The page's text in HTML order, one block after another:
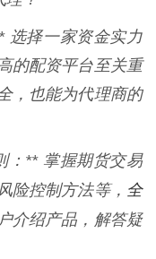
选择一家资金实力
的配资平台至关重
，也能为代理商的
：** 掌握期货交易
险控制方法等， 全
介绍产品，解答疑